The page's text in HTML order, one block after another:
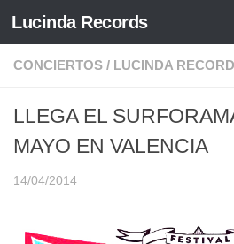
Saltar al contenido
Lucinda Records
CONCIERTOS / LUCINDA
LLEGA EL
MAYO EN VALENCIA
14/04/2014